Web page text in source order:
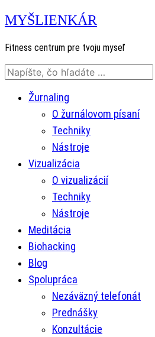
MYŠLIENKÁR
Fitness centrum pre tvoju myseľ
Žurnaling
O žurnálovom písaní
Techniky
Nástroje
Vizualizácia
O vizualizácií
Techniky
Nástroje
Meditácia
Biohacking
Blog
Spolupráca
Nezáväzný telefonát
Prednášky
Konzultácie